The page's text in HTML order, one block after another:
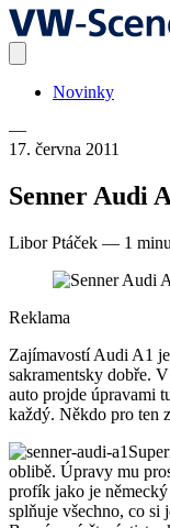
Novinky
—
17. června 2011
Senner Audi
Libor Ptáček — 1
Reklama
Zajímavostí Audi A1
sakramentsky dobře.
auto projde úpravami
každý. Někdo pro ten
oblibě. Úpravy mu
profík jako je
splňuje všechno, co si